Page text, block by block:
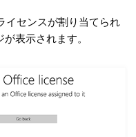
センスが割り当てられ
表示されます。